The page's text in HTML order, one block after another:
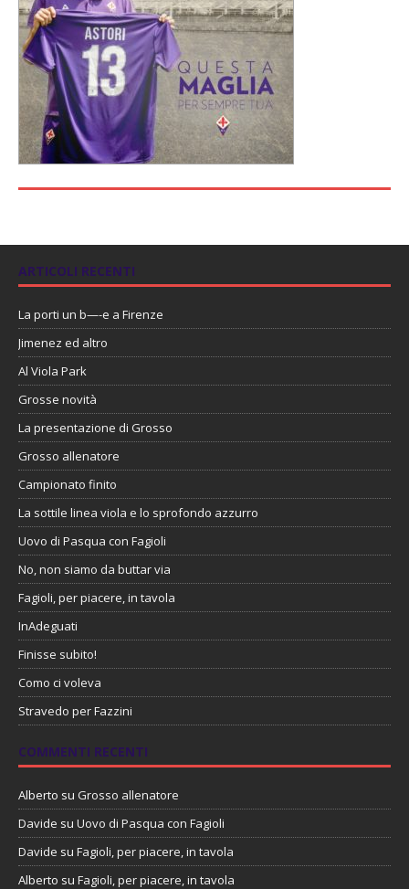
ARTICOLI RECENTI
La porti un b—-e a Firenze
Jimenez ed altro
Al Viola Park
Grosse novità
La presentazione di Grosso
Grosso allenatore
Campionato finito
La sottile linea viola e lo sprofondo azzurro
Uovo di Pasqua con Fagioli
No, non siamo da buttar via
Fagioli, per piacere, in tavola
InAdeguati
Finisse subito!
Como ci voleva
Stravedo per Fazzini
COMMENTI RECENTI
Alberto su Grosso allenatore
Davide su Uovo di Pasqua con Fagioli
Davide su Fagioli, per piacere, in tavola
Alberto su Fagioli, per piacere, in tavola